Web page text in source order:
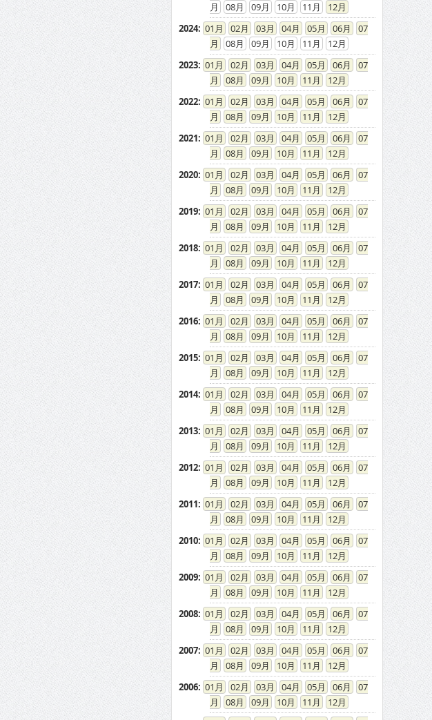
08
09 10 11
12
2024: 01 02 03 04 05 06
07
08
09 10 11
12
2023: 01 02 03 04 05 06
07
08
09 10 11
12
2022: 01 02 03 04 05 06
07
08
09 10 11
12
2021: 01 02 03 04 05 06
07
08
09 10 11
12
2020: 01 02 03 04 05 06
07
08
09 10 11
12
2019: 01 02 03 04 05 06
07
08
09 10 11
12
2018: 01 02 03 04 05 06
07
08
09 10 11
12
2017: 01 02 03 04 05 06
07
08
09 10 11
12
2016: 01 02 03 04 05 06
07
08
09 10 11
12
2015: 01 02 03 04 05 06
07
08
09 10 11
12
2014: 01 02 03 04 05 06
07
08
09 10 11
12
2013: 01 02 03 04 05 06
07
08
09 10 11
12
2012: 01 02 03 04 05 06
07
08
09 10 11
12
2011: 01 02 03 04 05 06
07
08
09 10 11
12
2010: 01 02 03 04 05 06
07
08
09 10 11
12
2009: 01 02 03 04 05 06
07
08
09 10 11
12
2008: 01 02 03 04 05 06
07
08
09 10 11
12
2007: 01 02 03 04 05 06
07
08
09 10 11
12
2006: 01 02 03 04 05 06
07
08
09 10 11
12